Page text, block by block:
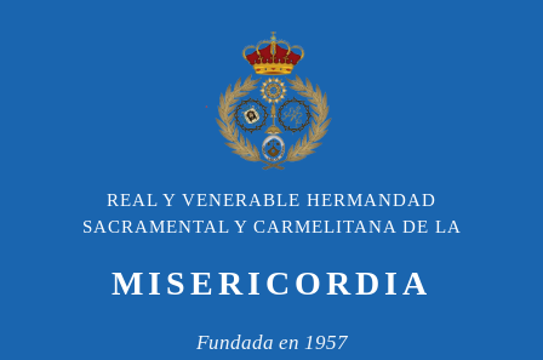
REAL Y VENERABLE HERMANDAD
SACRAMENTAL Y CARMELITANA DE LA
MISERICORDIA
Fundada en 1957